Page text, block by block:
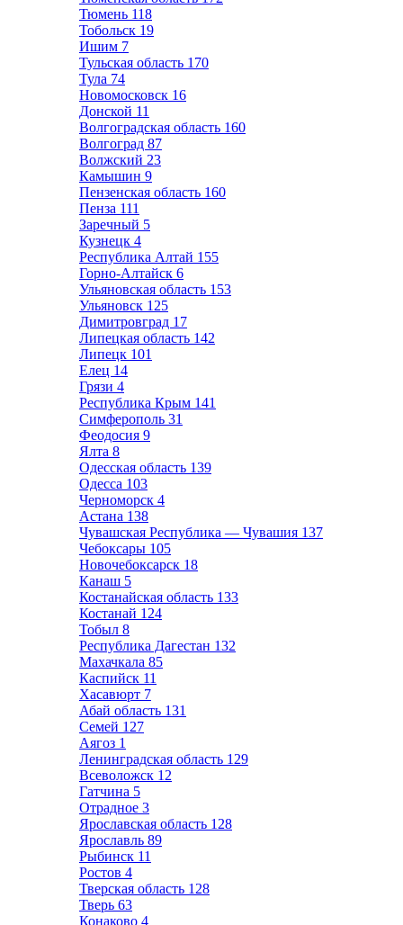
Тюмень 118
Тобольск 19
Ишим 7
Тульская область 170
Тула 74
Новомосковск 16
Донской 11
Волгоградская область 160
Волгоград 87
Волжский 23
Камышин 9
Пензенская область 160
Пенза 111
Заречный 5
Кузнецк 4
Республика Алтай 155
Горно-Алтайск 6
Ульяновская область 153
Ульяновск 125
Димитровград 17
Липецкая область 142
Липецк 101
Елец 14
Грязи 4
Республика Крым 141
Симферополь 31
Феодосия 9
Ялта 8
Одесская область 139
Одесса 103
Черноморск 4
Астана 138
Чувашская Республика — Чувашия 137
Чебоксары 105
Новочебоксарск 18
Канаш 5
Костанайская область 133
Костанай 124
Тобыл 8
Республика Дагестан 132
Махачкала 85
Каспийск 11
Хасавюрт 7
Абай область 131
Семей 127
Аягоз 1
Ленинградская область 129
Всеволожск 12
Гатчина 5
Отрадное 3
Ярославская область 128
Ярославль 89
Рыбинск 11
Ростов 4
Тверская область 128
Тверь 63
Конаково 4